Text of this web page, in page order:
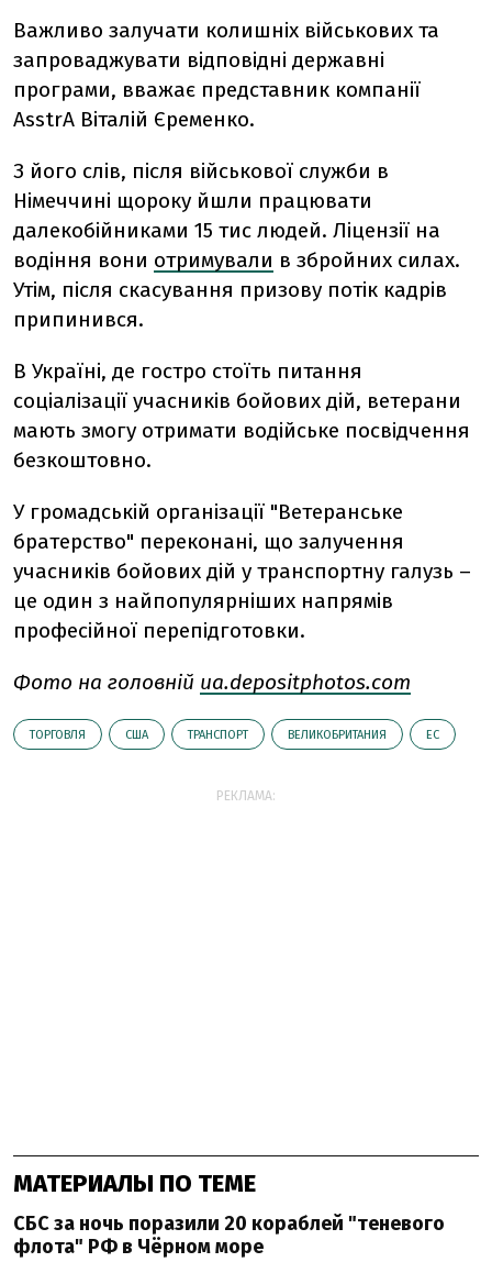
Важливо залучати колишніх військових та
запроваджувати відповідні державні
програми, вважає представник компанії
AsstrA Віталій Єременко.
З його слів, після військової служби в
Німеччині щороку йшли працювати
далекобійниками 15 тис людей. Ліцензії на
водіння вони отримували в збройних силах.
Утім, після скасування призову потік кадрів
припинився.
В Україні, де гостро стоїть питання
соціалізації учасників бойових дій, ветерани
мають змогу отримати водійське посвідчення
безкоштовно.
У громадській організації "Ветеранське
братерство" переконані, що залучення
учасників бойових дій у транспортну галузь –
це один з найпопулярніших напрямів
професійної перепідготовки.
Фото на головній ua.depositphotos.com
ТОРГОВЛЯ США ТРАНСПОРТ ВЕЛИКОБРИТАНИЯ ЕС
РЕКЛАМА:
МАТЕРИАЛЫ ПО ТЕМЕ
СБС за ночь поразили 20 кораблей "теневого
флота" РФ в Чёрном море